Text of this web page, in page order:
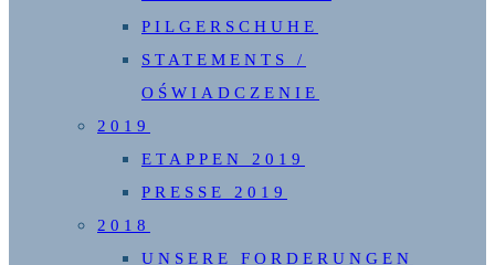
PILGERSCHUHE
STATEMENTS /
OŚWIADCZENIE
2019
ETAPPEN 2019
PRESSE 2019
2018
UNSERE FORDERUNGEN